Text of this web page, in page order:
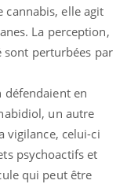
cannabis, elle agit
La perception,
sont perturbées par
défendaient en
un autre
vigilance, celui-ci
psychoactifs et
qui peut être